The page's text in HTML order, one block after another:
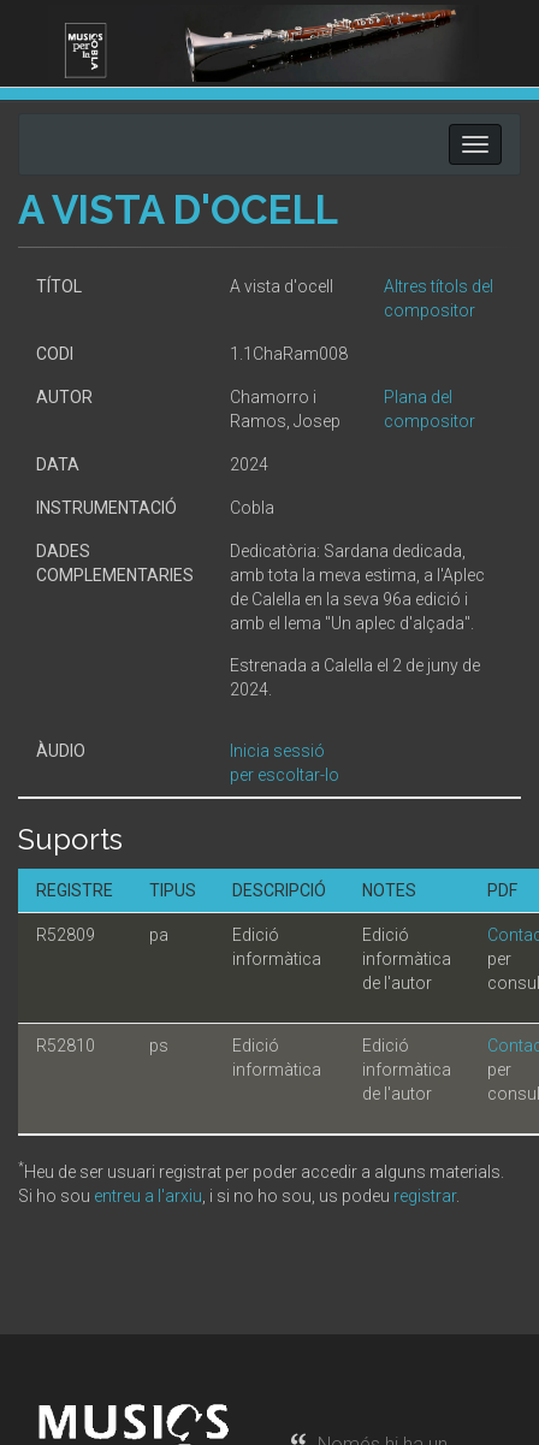
Toggle
A VISTA D'OCELL
TÍTOL A vista d'ocell
Altres títols del
compositor
CODI 1.1ChaRam008
AUTOR
Chamorro i
Ramos, Josep
Plana del
compositor
DATA 2024
INSTRUMENTACIÓ Cobla
DADES
COMPLEMENTARIES
Dedicatòria: Sardana dedicada,
amb tota la meva estima, a l'Aplec
de Calella en la seva 96a edició i
amb el lema "Un aplec d'alçada".
Estrenada a Calella el 2 de juny de
2024.
ÀUDIO
Inicia sessió
per escoltar-lo
Suports
REGISTRE TIPUS DESCRIPCIÓ NOTES PDF
R52809 pa
Edició
informàtica
Edició
informàtica
de l'autor
per
R52810 ps
Edició
informàtica
Edició
informàtica
de l'autor
per
*Heu de ser usuari registrat per poder accedir a alguns materials.
Si ho sou entreu a l'arxiu , i si no ho sou, us podeu registrar.